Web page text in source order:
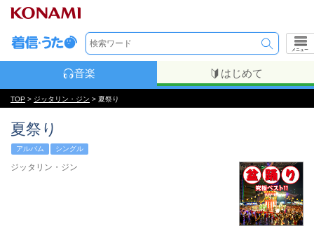
メニュー
音楽 はじめて
TOP > ジッタリン・ジン > 夏祭り
夏祭り
アルバム シングル
ジッタリン・ジン